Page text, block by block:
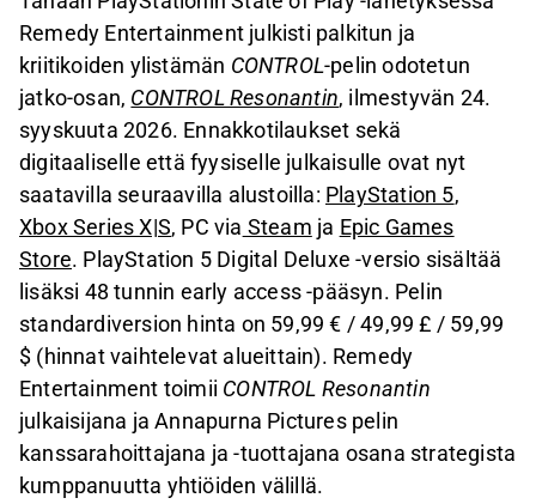
Remedy Entertainment julkisti palkitun ja
kriitikoiden ylistämän CONTROL-pelin odotetun
jatko-osan, CONTROL Resonantin, ilmestyvän 24.
syyskuuta 2026. Ennakkotilaukset sekä
digitaaliselle että fyysiselle julkaisulle ovat nyt
saatavilla seuraavilla alustoilla: PlayStation 5,
Xbox Series X|S, PC via Steam ja Epic Games
Store. PlayStation 5 Digital Deluxe -versio sisältää
lisäksi 48 tunnin early access -pääsyn. Pelin
standardiversion hinta on 59,99 € / 49,99 £ / 59,99
$ (hinnat vaihtelevat alueittain). Remedy
Entertainment toimii CONTROL Resonantin
julkaisijana ja Annapurna Pictures pelin
kanssarahoittajana ja -tuottajana osana strategista
kumppanuutta yhtiöiden välillä.